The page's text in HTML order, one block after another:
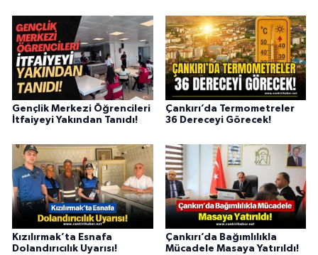
Gençlik Merkezi Öğrencileri
İtfaiyeyi Yakından Tanıdı!
Çankırı’da Termometreler
36 Dereceyi Görecek!
Kızılırmak’ta Esnafa
Dolandırıcılık Uyarısı!
Çankırı’da Bağımlılıkla
Mücadele Masaya Yatırıldı!